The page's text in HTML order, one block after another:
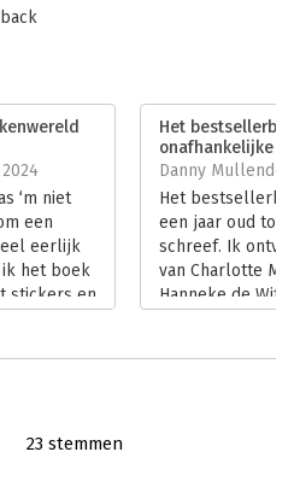
Law
‘m niet
een
eerlijk
het boek
stickers en
Het
onafhankelijke
Danny
Het
een jaar oud
schreef. Ik
van Charlotte
Hanneke de Wit,
23 stemmen